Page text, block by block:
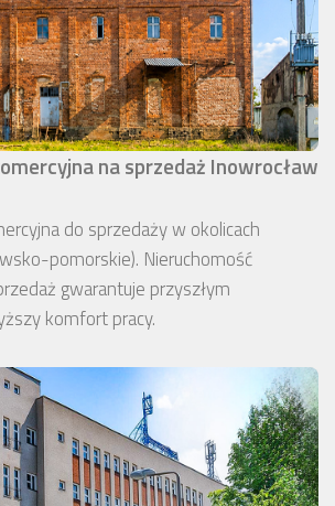
na sprzedaż Inowrocław
do sprzedaży w okolicach
pomorskie). Nieruchomość
gwarantuje przyszłym
komfort pracy.